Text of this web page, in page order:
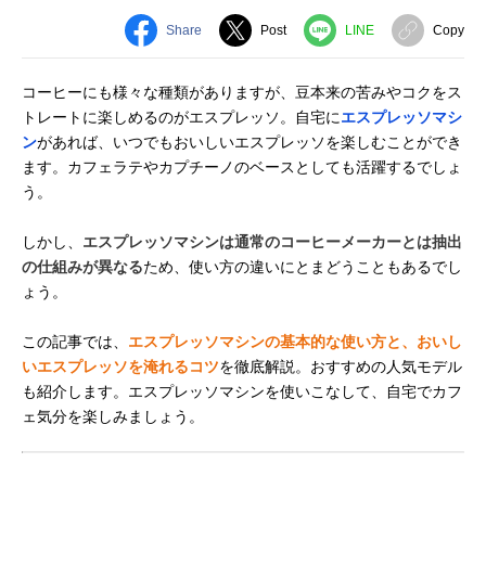
Share Post LINE Copy
コーヒーにも様々な種類がありますが、豆本来の苦みやコクをス
トレートに楽しめるのがエスプレッソ。自宅にエスプレッソマシ
ンがあれば、いつでもおいしいエスプレッソを楽しむことができ
ます。カフェラテやカプチーノのベースとしても活躍するでしょ
う。
しかし、 エスプレッソマシンは通常のコーヒーメーカーとは抽出
の仕組みが異なるため、使い方の違いにとまどうこともあるでし
ょう。
この記事では、 エスプレッソマシンの基本的な使い方と、おいし
いエスプレッソを淹れるコツを徹底解説。おすすめの人気モデル
も紹介します。エスプレッソマシンを使いこなして、自宅でカフ
ェ気分を楽しみましょう。